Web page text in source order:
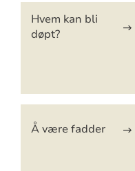
Hvem kan bli
døpt?
Å være fadder